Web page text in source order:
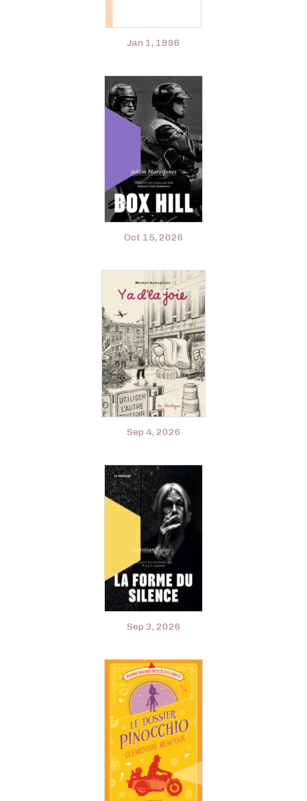
Jan 1, 1996
Oct 15, 2026
Sep 4, 2026
Sep 3, 2026